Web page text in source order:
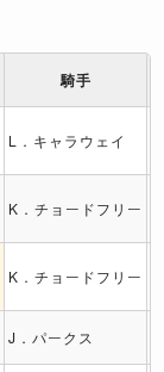
騎手
L．キャラウェイ
K．チョードフリー
K．チョードフリー
J．パークス